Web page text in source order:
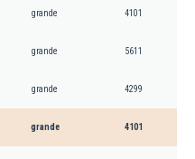
grande 4101
grande 5611
grande 4299
grande 4101